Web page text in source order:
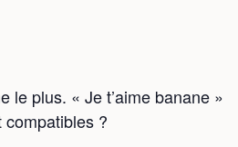
le plus. « Je t’aime banane »
?